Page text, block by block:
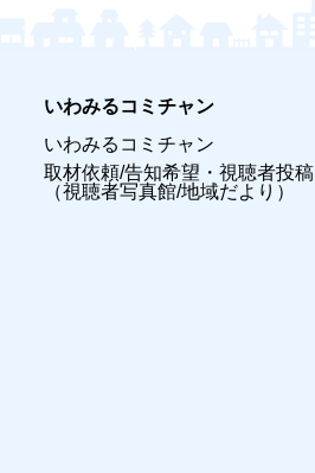
いわみるコミチャン
いわみるコミチャン
取材依頼/告知希望・視聴者投稿
（視聴者写真館/地域だより）